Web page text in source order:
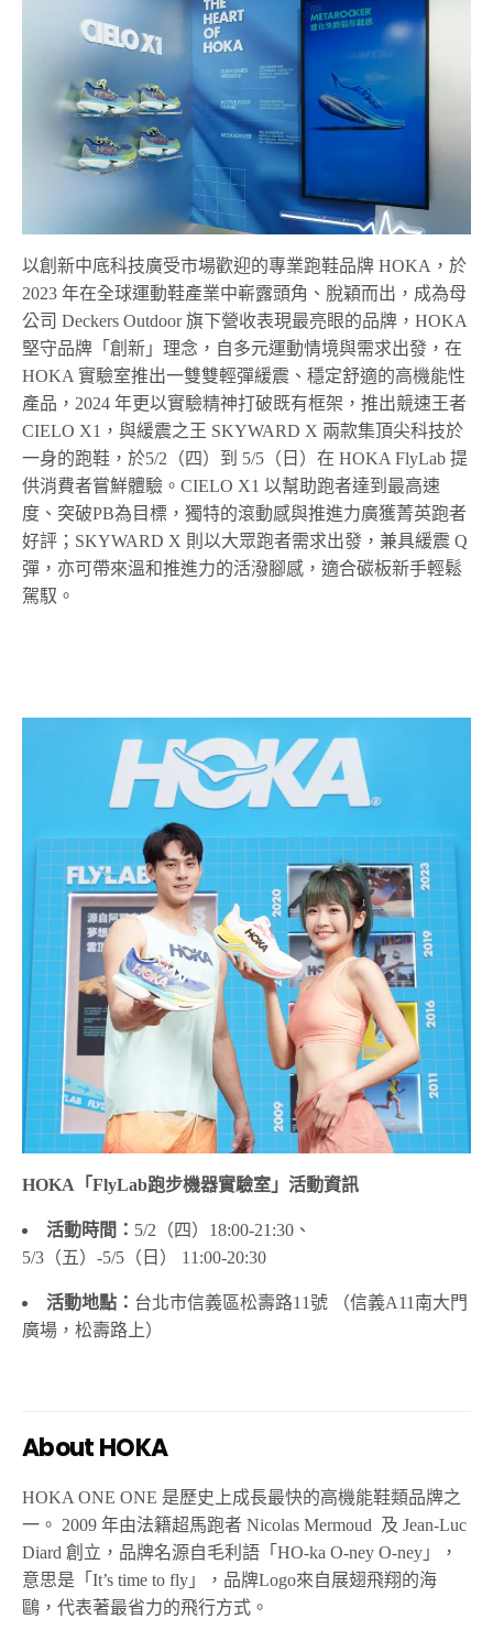
以創新中底科技廣受市場歡迎的專業跑鞋品牌HOKA ，於
2023年在全球運動鞋產業中嶄露頭角、脫穎而出，成為母
公司Deckers Outdoor旗下營收表現最亮眼的品牌，HOKA
堅守品牌「創新」理念，自多元運動情境與需求出發，在
HOKA實驗室推出一雙雙輕彈緩震、穩定舒適的高機能性
產品， 2024年更以實驗精神打破既有框架，推出競速王者
CIELO X1 ，與緩震之王 SKYWARD X 兩款集頂尖科技於
一身的跑鞋，於5/2（四） 到 5/5（ 日）在HOKA FlyLab提
供消費者嘗鮮體驗。 CIELO X1以幫助跑者達到最高速
度、突破PB為目標，獨特的滾動感與推進力廣獲菁英跑者
好評； SKYWARD X 則以大眾跑者需求出發，兼具緩震Q
彈，亦可帶來溫和推進力的活潑腳感，適合碳板新手輕鬆
駕馭。
HOKA 「FlyLab跑步機器實驗室」活動資訊
活動時間： 5/2（四） 18:00-21:30 、
5/3（五） -5/5（ 日） 11:00-20:30
活動地點： 台北市信義區松壽路11號 （信義A11 南大門
廣場，松壽路上）
AboutHOKA
HOKA ONE ONE 是歷史上成長最快的高機能鞋類品牌之
一。 2009年由法籍超馬跑者 Nicolas Mermoud 及 Jean-Luc
Diard創立，品牌名源自毛利語「HO-ka O-ney O-ney 」，
意思是「 It’s time to fly 」，品牌Logo來自展翅飛翔的海
鷗，代表著最省力的飛行方式。